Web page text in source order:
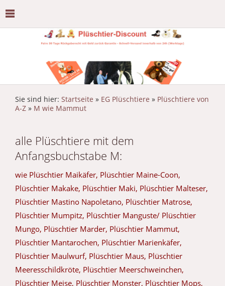
Sie sind hier: Startseite » EG Plüschtiere » Plüschtiere von
A-Z » M wie Mammut
alle Plüschtiere mit dem
Anfangsbuchstabe M:
wie Plüschtier Maikäfer, Plüschtier Maine-Coon,
Plüschtier Makake, Plüschtier Maki, Plüschtier Malteser,
Plüschtier Mastino Napoletano, Plüschtier Matrose,
Plüschtier Mumpitz, Plüschtier Manguste/ Plüschtier
Mungo, Plüschtier Marder, Plüschtier Mammut,
Plüschtier Mantarochen, Plüschtier Marienkäfer,
Plüschtier Maulwurf, Plüschtier Maus, Plüschtier
Meeresschildkröte, Plüschtier Meerschweinchen,
Plüschtier Meise, Plüschtier Monster, Plüschtier Mops,